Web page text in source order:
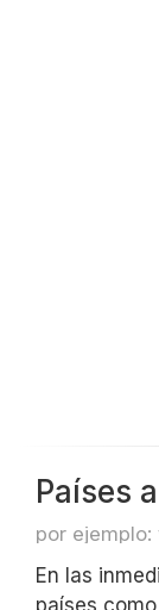
Países
por
En las
países